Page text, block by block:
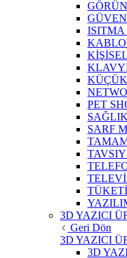
ISITMA
PET
SARF
3D YAZICI
Geri Dön
3D YAZICI
3D